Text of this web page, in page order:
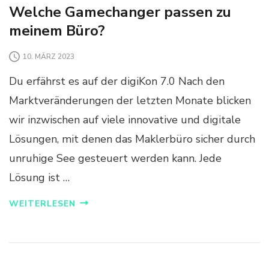
Welche Gamechanger passen zu
meinem Büro?
10. MÄRZ 2023
Du erfährst es auf der digiKon 7.0 Nach den
Marktveränderungen der letzten Monate blicken
wir inzwischen auf viele innovative und digitale
Lösungen, mit denen das Maklerbüro sicher durch
unruhige See gesteuert werden kann. Jede
Lösung ist …
WEITERLESEN